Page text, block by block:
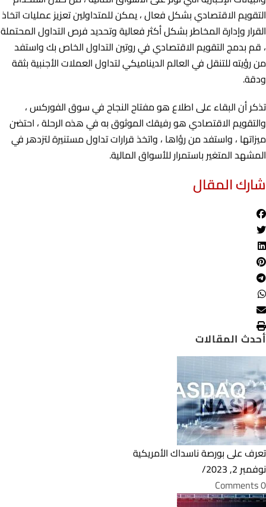
التقويم الاقتصادي بشكل فعال ، يمكن للمتداولين تعزيز عمليات اتخاذ
القرار وإدارة المخاطر بشكل أكثر فعالية وتحديد فرص التداول المحتملة
، قم بدمج التقويم الاقتصادي في روتين التداول الخاص بك واستفد
من رؤيته للتنقل في العالم الديناميكي لتداول العملات الأجنبية بثقة
ودقة.
تذكر أن البقاء على اطلاع هو مفتاح النجاح في سوق الفوركس ،
والتقويم الاقتصادي هو رفيقك الموثوق به في هذه الرحلة ، احتضن
ميزاتها ، واستفد من رؤاها ، واتخذ قرارات تداول مستنيرة لتزدهر في
المشهد المتغير باستمرار للأسواق المالية.
شارك المقال
أحدث المقالات
تعرف على بورصة ناسداك الأمريكية
نوفمبر 2, 2023
/
0 Comments